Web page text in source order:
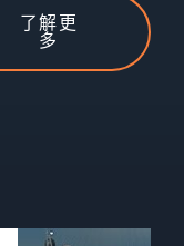
了解更
多